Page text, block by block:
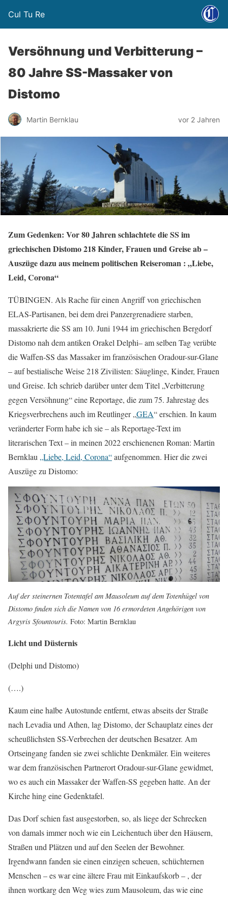
Cul Tu Re
Versöhnung und Verbitterung –
80 Jahre SS-Massaker von
Distomo
Martin Bernklau vor 2 Jahren
Zum Gedenken: Vor 80 Jahren schlachtete die SS im
griechischen Distomo 218 Kinder, Frauen und Greise ab –
Auszüge dazu aus meinem politischen Reiseroman : „Liebe,
Leid, Corona“
TÜBINGEN. Als Rache für einen Angriff von griechischen
ELAS-Partisanen, bei dem drei Panzergrenadiere starben,
massakrierte die SS am 10. Juni 1944 im griechischen Bergdorf
Distomo nah dem antiken Orakel Delphi– am selben Tag verübte
die Waffen-SS das Massaker im französischen Oradour-sur-Glane
– auf bestialische Weise 218 Zivilisten: Säuglinge, Kinder, Frauen
und Greise. Ich schrieb darüber unter dem Titel „Verbitterung
gegen Versöhnung“ eine Reportage, die zum 75. Jahrestag des
Kriegsverbrechens auch im Reutlinger „GEA“ erschien. In kaum
veränderter Form habe ich sie – als Reportage-Text im
literarischen Text – in meinen 2022 erschienenen Roman: Martin
Bernklau „Liebe, Leid, Corona“aufgenommen. Hier die zwei
Auszüge zu Distomo:
Auf der steinernen Totentafel am Mausoleum auf dem Totenhügel von
Distomo finden sich die Namen von 16 ermordeten Angehörigen von
Argyris Sfountouris. Foto: Martin Bernklau
Licht und Düsternis
(Delphi und Distomo)
(….)
Kaum eine halbe Autostunde entfernt, etwas abseits der Straße
nach Levadia und Athen, lag Distomo, der Schauplatz eines der
scheußlichsten SS-Verbrechen der deutschen Besatzer. Am
Ortseingang fanden sie zwei schlichte Denkmäler. Ein weiteres
war dem französischen Partnerort Oradour-sur-Glane gewidmet,
wo es auch ein Massaker der Waffen-SS gegeben hatte. An der
Kirche hing eine Gedenktafel.
Das Dorf schien fast ausgestorben, so, als liege der Schrecken
von damals immer noch wie ein Leichentuch über den Häusern,
Straßen und Plätzen und auf den Seelen der Bewohner.
Irgendwann fanden sie einen einzigen scheuen, schüchternen
Menschen – es war eine ältere Frau mit Einkaufskorb – , der
ihnen wortkarg den Weg wies zum Mausoleum, das wie eine